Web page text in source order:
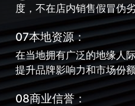
度，不在店内销售假冒伪
07本地资源：
在当地拥有广泛的地缘人
提升品牌影响力和市场份
08商业信誉：